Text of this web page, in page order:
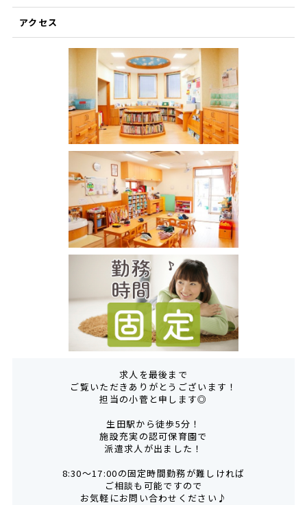
アクセス
求人を最後まで
ご覧いただきありがとうございます！
担当の小菅と申します◎
生田駅から徒歩5分！
施設充実の認可保育園で
派遣求人が出ました！
8:30～17:00の固定時間勤務が難しければ
ご相談も可能ですので
お気軽にお問い合わせください♪